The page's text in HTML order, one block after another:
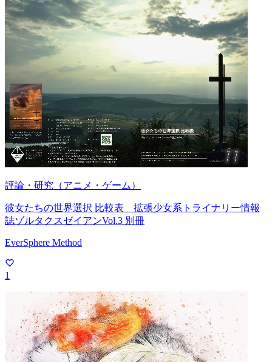
評論・研究（アニメ・ゲーム）
彼女たちの世界選択 比較表 拡張少女系トライナリー情報
誌ゾルタクスゼイアンVol.3 別冊
EverSphere Method
1